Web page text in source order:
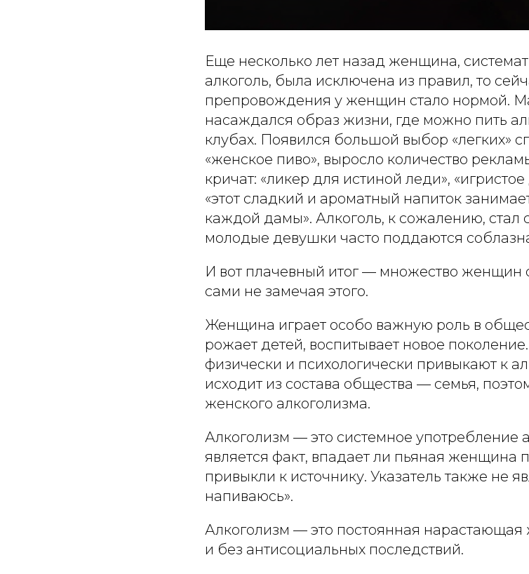
Еще несколько лет назад женщина,
алкоголь, была исключена из правил, то
препровождения у женщин стало нормой.
насаждался образ жизни, где можно пить
клубах. Появился большой выбор «легких»
«женское пиво», выросло количество
кричат: «ликер для истиной леди»,
«этот сладкий и ароматный напиток
каждой дамы». Алкоголь, к сожалению,
молодые девушки часто поддаются
И вот плачевный итог — множество женщин
сами не замечая этого.
Женщина играет особо важную роль в
рожает детей, воспитывает новое
физически и психологически привыкают к
исходит из состава общества — семья,
женского алкоголизма.
Алкоголизм — это системное употребление
является факт, впадает ли пьяная женщина
привыкли к источнику. Указатель также не
напиваюсь».
Алкоголизм — это постоянная нарастающая
и без антисоциальных последствий.